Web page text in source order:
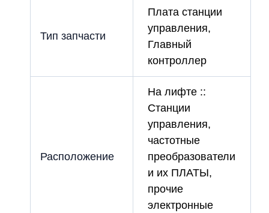
Тип запчасти
Плата станции
управления,
Главный
контроллер
Расположение
На лифте ::
Станции
управления,
частотные
преобразователи
и их ПЛАТЫ,
прочие
электронные